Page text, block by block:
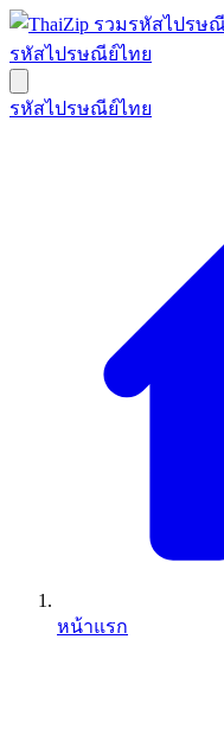
รหัสไปรษณีย์ไทย
รหัสไปรษณีย์ไทย
หน้าแรก